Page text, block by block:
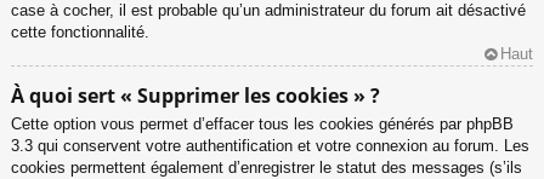
case à cocher, il est probable qu’un administrateur du forum ait désactivé
cette fonctionnalité.
Haut
À quoi sert « Supprimer les cookies » ?
Cette option vous permet d’effacer tous les cookies générés par phpBB
3.3 qui conservent votre authentification et votre connexion au forum. Les
cookies permettent également d’enregistrer le statut des messages (s’ils